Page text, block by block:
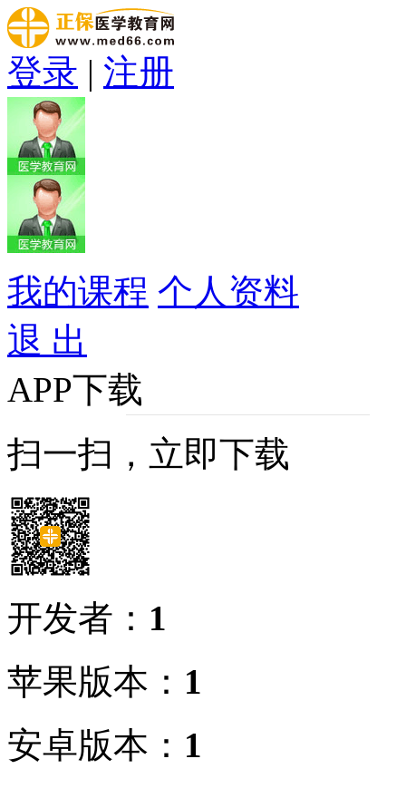
登录 | 注册
我的课程 个人资料
退 出
APP下载
扫一扫，立即下载
开发者： 1
苹果版本： 1
安卓版本： 1